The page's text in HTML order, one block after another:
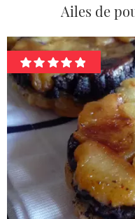
Ailes de